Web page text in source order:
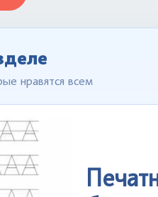
нравятся всем